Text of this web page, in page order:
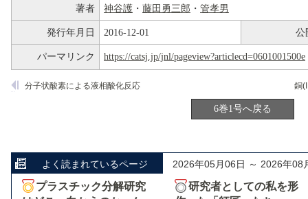
著者 神谷護 ・ 藤田勇三郎 ・ 管孝男
発行年月日 2016-12-01 公
パーマリンク https://catsj.jp/jnl/pageview?articlecd=0601001500e
銅
分子状酸素による液相酸化反応
6巻1号へ戻る
よく読まれているページ 2026年05月06日 ～ 2026年08
プラスチック分解研究
研究者としての私を形